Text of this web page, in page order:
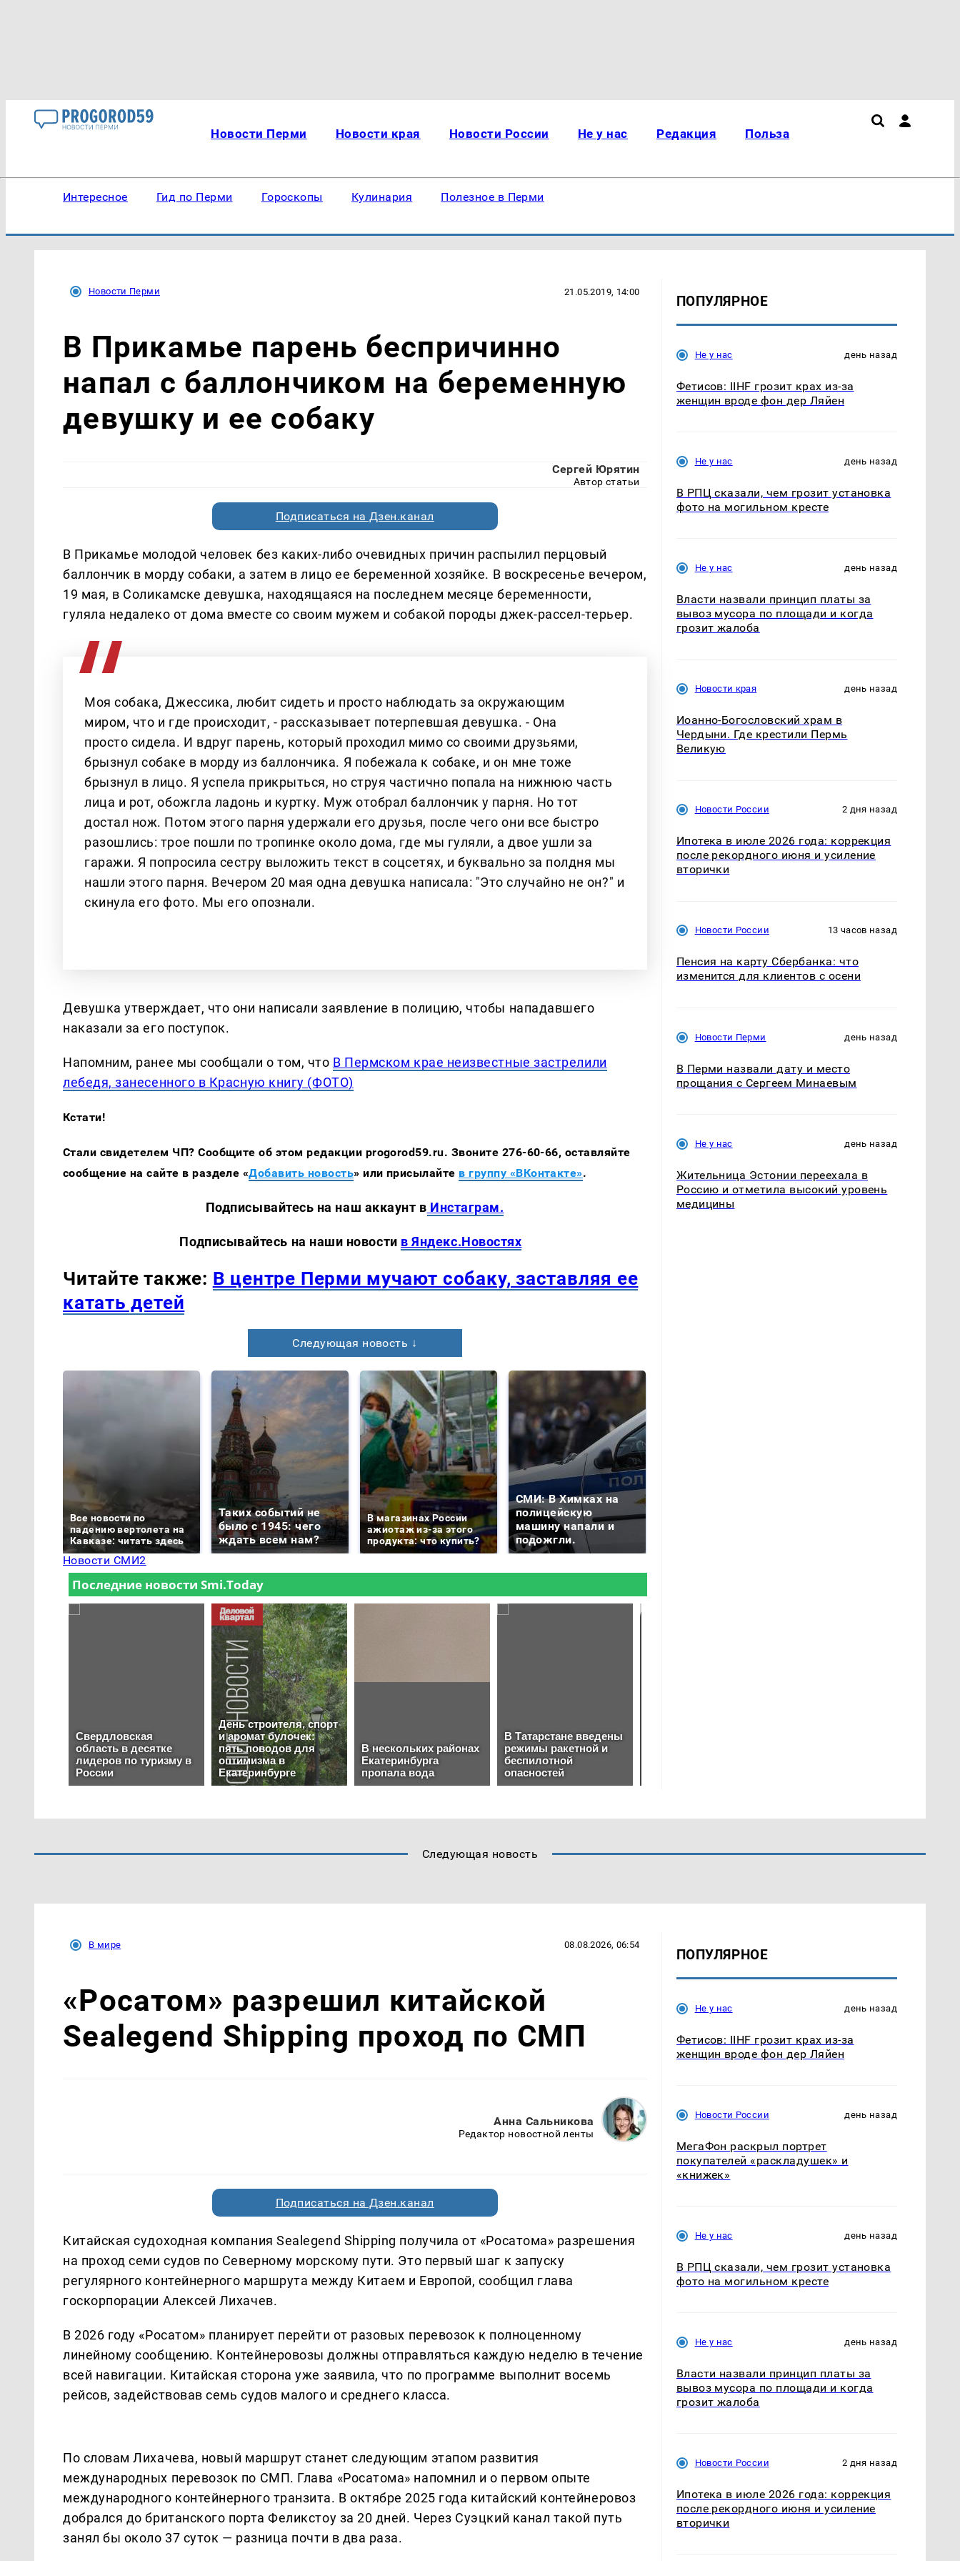
Новости Перми Новости края Новости России Не у нас Редакция Польза
Интересное Гид по Перми Гороскопы Кулинария Полезное в Перми
Новости Перми 21.05.2019, 14:00
В Прикамье парень беспричинно
напал с баллончиком на беременную
девушку и ее собаку
Сергей Юрятин
Автор статьи
Подписаться на Дзен.канал
В Прикамье молодой человек без каких-либо очевидных причин распылил перцовый
баллончик в морду собаки, а затем в лицо ее беременной хозяйке. В воскресенье вечером,
19 мая, в Соликамске девушка, находящаяся на последнем месяце беременности,
гуляла недалеко от дома вместе cо своим мужем и собакой породы джек-рассел-терьер.
Моя собака, Джессика, любит сидеть и просто наблюдать за окружающим
миром, что и где происходит, - рассказывает потерпевшая девушка. - Она
просто сидела. И вдруг парень, который проходил мимо со своими друзьями,
брызнул собаке в морду из баллончика. Я побежала к собаке, и он мне тоже
брызнул в лицо. Я успела прикрыться, но струя частично попала на нижнюю часть
лица и рот, обожгла ладонь и куртку. Муж отобрал баллончик у парня. Но тот
достал нож. Потом этого парня удержали его друзья, после чего они все быстро
разошлись: трое пошли по тропинке около дома, где мы гуляли, а двое ушли за
гаражи. Я попросила сестру выложить текст в соцсетях, и буквально за полдня мы
нашли этого парня. Вечером 20 мая одна девушка написала: "Это случайно не он?" и
скинула его фото. Мы его опознали.
Девушка утверждает, что они написали заявление в полицию, чтобы нападавшего
наказали за его поступок.
Напомним, ранее мы сообщали о том, что В Пермском крае неизвестные застрелили
лебедя, занесенного в Красную книгу (ФОТО)
Кстати!
Стали свидетелем ЧП? Сообщите об этом редакции progorod59.ru. Звоните 276-60-66, оставляйте
сообщение на сайте в разделе «Добавить новость» или присылайте в группу «ВКонтакте».
Подписывайтесь на наш аккаунт в Инстаграм.
Подписывайтесь на наши новости в Яндекс.Новостях
Читайте также: В центре Перми мучают собаку, заставляя ее
катать детей
Следующая новость ↓
Все новости по
падению вертолета на
Кавказе: читать здесь
Таких событий не
было с 1945: чего
ждать всем нам?
В магазинах России
ажиотаж из-за этого
продукта: что купить?
СМИ: В Химках на
полицейскую
машину напали и
подожгли.
Новости СМИ2
ПОПУЛЯРНОЕ
Не у нас день назад
Фетисов: IIHF грозит крах из-за
женщин вроде фон дер Ляйен
Не у нас день назад
В РПЦ сказали, чем грозит установка
фото на могильном кресте
Не у нас день назад
Власти назвали принцип платы за
вывоз мусора по площади и когда
грозит жалоба
Новости края день назад
Иоанно-Богословский храм в
Чердыни. Где крестили Пермь
Великую
Новости России 2 дня назад
Ипотека в июле 2026 года: коррекция
после рекордного июня и усиление
вторички
Новости России 13 часов назад
Пенсия на карту Сбербанка: что
изменится для клиентов с осени
Новости Перми день назад
В Перми назвали дату и место
прощания с Сергеем Минаевым
Не у нас день назад
Жительница Эстонии переехала в
Россию и отметила высокий уровень
медицины
Следующая новость
В мире 08.08.2026, 06:54
«Росатом» разрешил китайской
Sealegend Shipping проход по СМП
Анна Сальникова
Редактор новостной ленты
Подписаться на Дзен.канал
Китайская судоходная компания Sealegend Shipping получила от «Росатома» разрешения
на проход семи судов по Северному морскому пути. Это первый шаг к запуску
регулярного контейнерного маршрута между Китаем и Европой, сообщил глава
госкорпорации Алексей Лихачев.
В 2026 году «Росатом» планирует перейти от разовых перевозок к полноценному
линейному сообщению. Контейнеровозы должны отправляться каждую неделю в течение
всей навигации. Китайская сторона уже заявила, что по программе выполнит восемь
рейсов, задействовав семь судов малого и среднего класса.
По словам Лихачева, новый маршрут станет следующим этапом развития
международных перевозок по СМП. Глава «Росатома» напомнил и о первом опыте
международного контейнерного транзита. В октябре 2025 года китайский контейнеровоз
добрался до британского порта Феликстоу за 20 дней. Через Суэцкий канал такой путь
занял бы около 37 суток — разница почти в два раза.
ПОПУЛЯРНОЕ
Не у нас день назад
Фетисов: IIHF грозит крах из-за
женщин вроде фон дер Ляйен
Новости России день назад
МегаФон раскрыл портрет
покупателей «раскладушек» и
«книжек»
Не у нас день назад
В РПЦ сказали, чем грозит установка
фото на могильном кресте
Не у нас день назад
Власти назвали принцип платы за
вывоз мусора по площади и когда
грозит жалоба
Новости России 2 дня назад
Ипотека в июле 2026 года: коррекция
после рекордного июня и усиление
вторички